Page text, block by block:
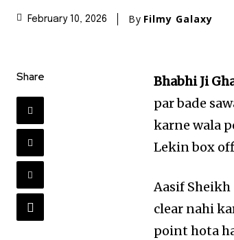
February 10, 2026 By Filmy Galaxy
Share Bhabhi Ji
par bade
karne wala
Lekin box
Aasif
clear nahi
point hota